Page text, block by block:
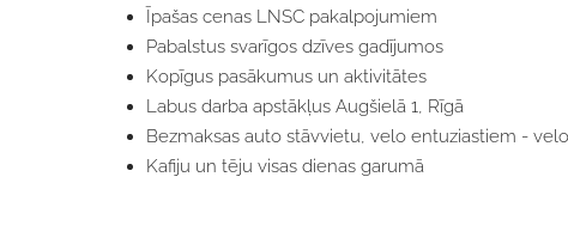
Īpašas cenas LNSC pakalpojumiem
Pabalstus svarīgos dzīves gadījumos
Kopīgus pasākumus un aktivitātes
Labus darba apstākļus Augšielā 1, Rīgā
Bezmaksas auto stāvvietu, velo entuziastiem -
Kafiju un tēju visas dienas garumā